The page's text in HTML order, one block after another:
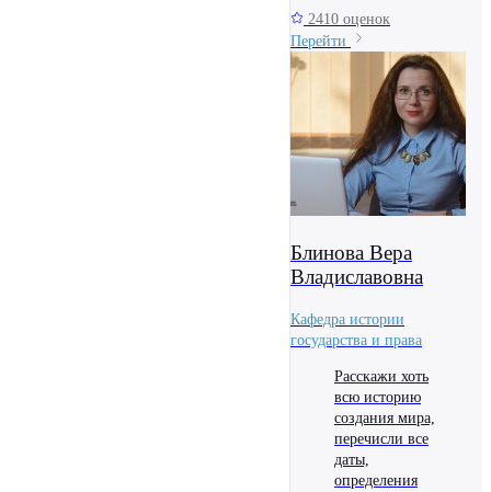
2410 оценок
Перейти
Блинова Вера
Владиславовна
Кафедра истории
государства и права
Расскажи хоть
всю историю
создания мира,
перечисли все
даты,
определения